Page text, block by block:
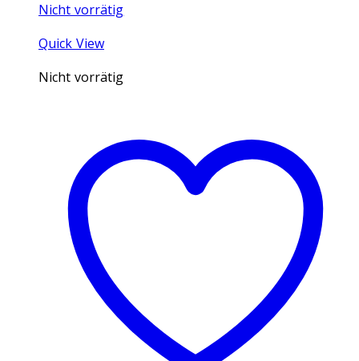
Nicht vorrätig
Quick View
Nicht vorrätig